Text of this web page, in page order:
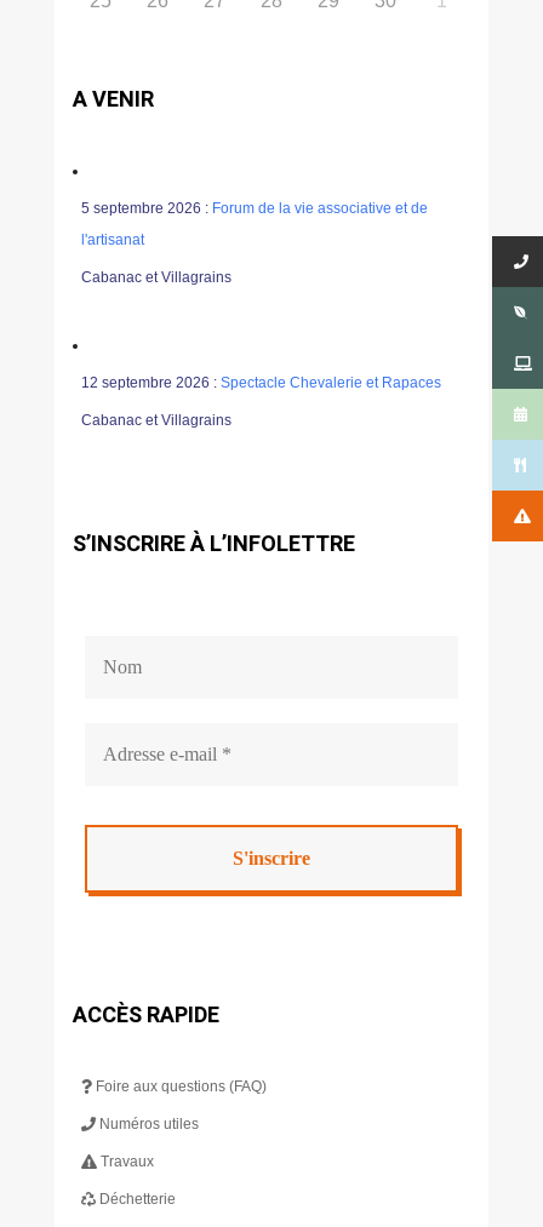
A VENIR
5 septembre 2026 : Forum de la vie associative et de
l'artisanat
Cabanac et Villagrains
12 septembre 2026 : Spectacle Chevalerie et Rapaces
Cabanac et Villagrains
S’INSCRIRE À L’INFOLETTRE
ACCÈS RAPIDE
Foire aux questions (FAQ)
Numéros utiles
Travaux
Déchetterie